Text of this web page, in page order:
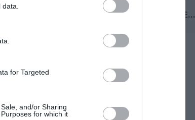
for Targeted
and/or Sharing
for which it
REDÉPLOIE...